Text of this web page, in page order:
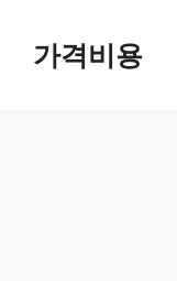
가격비용